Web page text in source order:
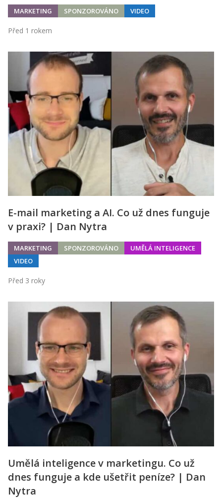
MARKETING SPONZOROVÁNO VIDEO
Před 1 rokem
E-mail marketing a AI. Co už dnes funguje
v praxi? | Dan Nytra
MARKETING SPONZOROVÁNO
UMĚLÁ INTELIGENCE
VIDEO
Před 3 roky
Umělá inteligence v marketingu. Co už
dnes funguje a kde ušetřit peníze? | Dan
Nytra